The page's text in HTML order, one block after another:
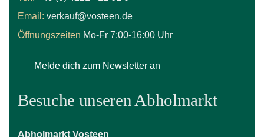
Email: verkauf@vosteen.de
Öffnungszeiten Mo-Fr 7:00-16:00 Uhr
Melde dich zum Newsletter an
Besuche unseren Abholmarkt
Abholmarkt Vosteen